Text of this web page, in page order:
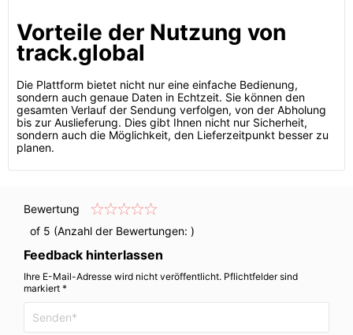
Vorteile der Nutzung von
track.global
Die Plattform bietet nicht nur eine einfache Bedienung,
sondern auch genaue Daten in Echtzeit. Sie können den
gesamten Verlauf der Sendung verfolgen, von der Abholung
bis zur Auslieferung. Dies gibt Ihnen nicht nur Sicherheit,
sondern auch die Möglichkeit, den Lieferzeitpunkt besser zu
planen.
Bewertung
of 5 (Anzahl der Bewertungen: )
Feedback hinterlassen
Ihre E-Mail-Adresse wird nicht veröffentlicht. Pflichtfelder sind
markiert *